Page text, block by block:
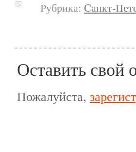
Рубрика: Cанкт-
Оставить свой
Пожалуйста,